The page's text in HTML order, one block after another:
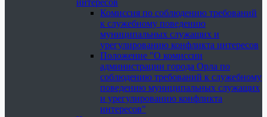
интересов
Комиссия по соблюдению требований
к служебному поведению
муниципальных служащих и
урегулированию конфликта интересов
Положение "О комиссии
администрации города Орла по
соблюдению требований к служебному
поведению муниципальных служащих
и урегулированию конфликта
интересов"